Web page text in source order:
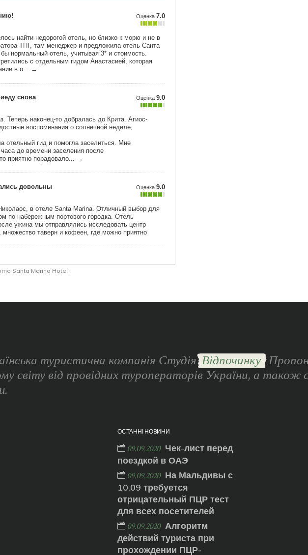
Santa Marina Hotel
туристична компанія СтудіяВідпочинку
світу від провідних туроператорів України, а також
ОСТАННІ НОВИНИ
09.09.2020 Чек-лист перед
поездкой в ОАЭ
09.09.2020 На Мальдивы с
10.09 требуется
отрицательный ПЦР тест
для всех посетителей
09.09.2020 Алгоритм
действий туриста при
прохождении ПЦР-